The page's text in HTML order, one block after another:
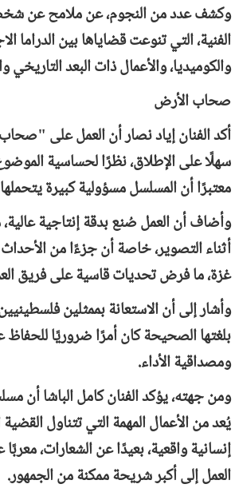
وكشف عدد من النجوم، عن ملامح عن
الفنية، التي تنوعت قضاياها بين الدراما
والكوميديا، والأعمال ذات البعد التاريخي
صحاب الأرض
أكد الفنان إياد نصار أن العمل على
سهلًا على الإطلاق، نظرًا لحساسية
معتبرًا أن المسلسل مسؤولية كبيرة
وأضاف أن العمل صُنع بدقة إنتاجية
أثناء التصوير، خاصة أن جزءًا من
غزة، ما فرض تحديات قاسية على فريق
وأشار إلى أن الاستعانة بممثلين
بلغتها الصحيحة كان أمرًا ضروريًا
ومصداقية الأداء.
ومن جهته، يؤكد الفنان كامل الباشا
يُعد من الأعمال المهمة التي تتناول
إنسانية واقعية، بعيدًا عن الشعارات،
العمل إلى أكبر شريحة ممكنة من الجمهور.